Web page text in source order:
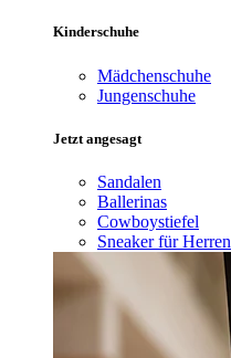
Kinderschuhe
Mädchenschuhe
Jungenschuhe
Jetzt angesagt
Sandalen
Ballerinas
Cowboystiefel
Sneaker für Herren